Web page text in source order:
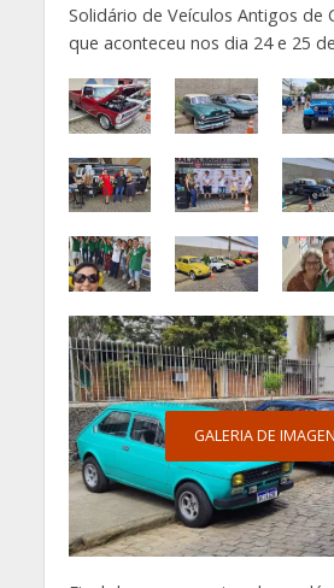
Solidário de Veículos Antigos de
que aconteceu nos dia 24 e 25
GALERIA DE